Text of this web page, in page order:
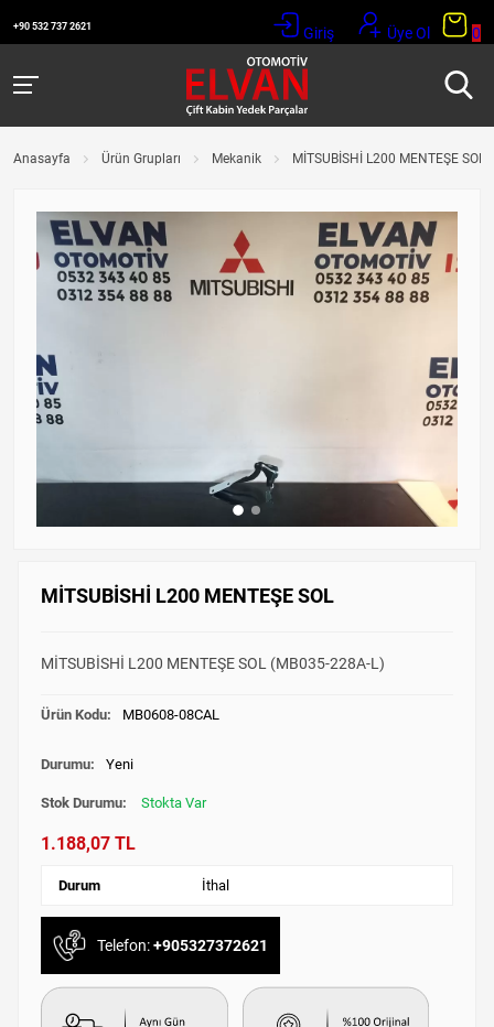
+90 532 737 2621 Giriş Üye Ol 0
Anasayfa Ürün Grupları Mekanik MİTSUBİSHİ L200 MENTEŞE SOL
MİTSUBİSHİ L200 MENTEŞE SOL
MİTSUBİSHİ L200 MENTEŞE SOL (MB035-228A-L)
Ürün Kodu: MB0608-08CAL
Durumu: Yeni
Stok Durumu: Stokta Var
1.188,07 TL
Durum İthal
Telefon:+905327372621